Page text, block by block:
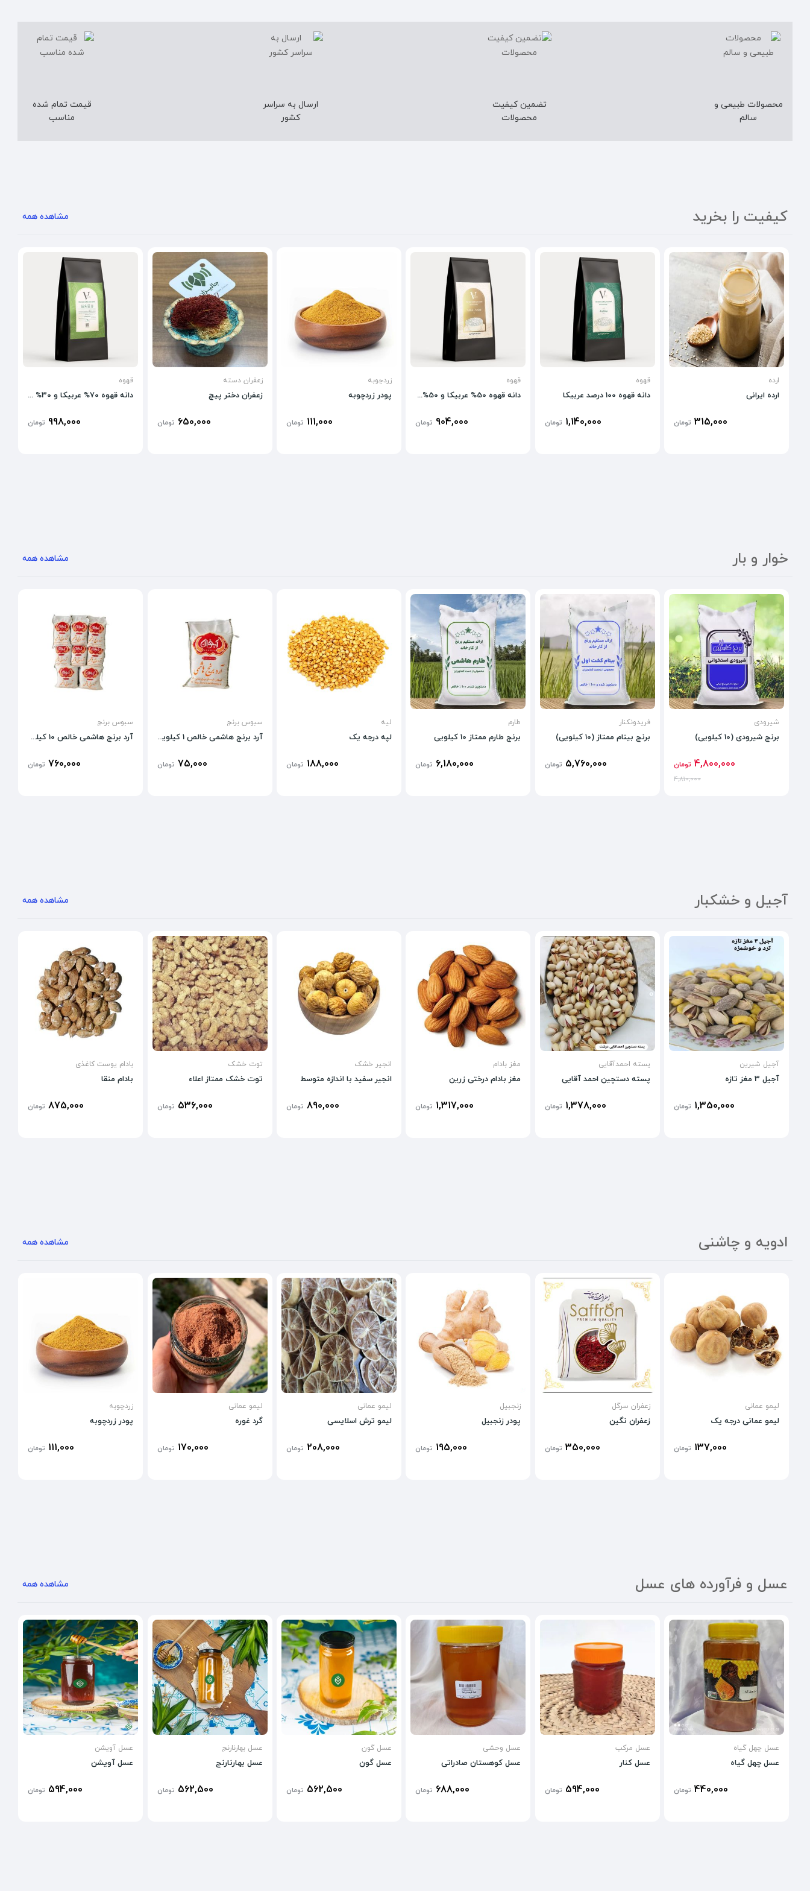
محصولات طبیعی و
سالم
تضمین کیفیت
محصولات
ارسال به سراسر
کشور
قیمت تمام شده
مناسب
کیفیت را بخرید مشاهده همه
ارده
ارده ایرانی
315,000 تومان
قهوه
دانه قهوه 100 درصد عربیکا
1,140,000 تومان
قهوه
دانه قهوه 50% عربیکا و 50% روبوستا
904,000 تومان
زردچوبه
پودر زردچوبه
111,000 تومان
زعفران دسته
زعفران دختر پیچ
650,000 تومان
قهوه
دانه قهوه 70% عربیکا و 30% روبوستا
998,000 تومان
خوار و بار مشاهده همه
شیرودی
برنج شیرودی (10 کیلویی)
4,800,000 تومان
4,810,000
فریدونکنار
برنج بینام ممتاز (10 کیلویی)
5,760,000 تومان
طارم
برنج طارم ممتاز 10 کیلویی
6,180,000 تومان
لپه
لپه درجه یک
188,000 تومان
سبوس برنج
آرد برنج هاشمی خالص 1 کیلویی
75,000 تومان
سبوس برنج
آرد برنج هاشمی خالص 10 کیلویی عمده
760,000 تومان
آجیل و خشکبار مشاهده همه
آجیل شیرین
آجیل 3 مغز تازه
1,350,000 تومان
پسته احمدآقایی
پسته دستچین احمد آقایی
1,378,000 تومان
مغز بادام
مغز بادام درختی زرین
1,317,000 تومان
انجیر خشک
انجیر سفید با اندازه متوسط
890,000 تومان
توت خشک
توت خشک ممتاز اعلاء
536,000 تومان
بادام پوست کاغذی
بادام منقا
875,000 تومان
ادویه و چاشنی مشاهده همه
لیمو عمانی
لیمو عمانی درجه یک
137,000 تومان
زعفران سرگل
زعفران نگین
350,000 تومان
زنجبیل
پودر زنجبیل
195,000 تومان
لیمو عمانی
لیمو ترش اسلایسی
208,000 تومان
لیمو عمانی
گرد غوره
170,000 تومان
زردچوبه
پودر زردچوبه
111,000 تومان
عسل و فرآورده های عسل مشاهده همه
عسل چهل گیاه
عسل چهل گیاه
440,000 تومان
عسل مرکب
عسل کنار
594,000 تومان
عسل وحشی
عسل کوهستان صادراتی
688,000 تومان
عسل گون
عسل گون
562,500 تومان
عسل بهارنارنج
عسل بهارنارنج
562,500 تومان
عسل آویشن
عسل آویشن
594,000 تومان